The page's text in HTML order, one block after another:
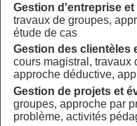
Gestion d'entreprise
travaux de groupes,
étude de cas
Gestion des clientèles
cours magistral, travaux
approche déductive,
Gestion de projets et
groupes, approche par
problème, activités